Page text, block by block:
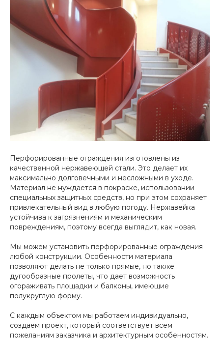
Перфорированные ограждения изготовлены из
качественной нержавеющей стали. Это делает их
максимально долговечными и несложными в уходе.
Материал не нуждается в покраске, использовании
специальных защитных средств, но при этом сохраняет
привлекательный вид в любую погоду. Нержавейка
устойчива к загрязнениям и механическим
повреждениям, поэтому всегда выглядит, как новая.
Мы можем установить перфорированные ограждения
любой конструкции. Особенности материала
позволяют делать не только прямые, но также
дугообразные пролеты, что дает возможность
огораживать площадки и балконы, имеющие
полукруглую форму.
С каждым объектом мы работаем индивидуально,
создаем проект, который соответствует всем
пожеланиям заказчика и архитектурным особенностям.